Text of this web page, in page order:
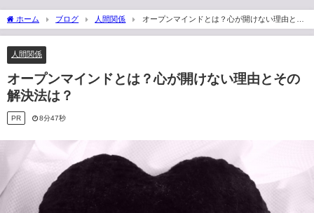
ホーム ブログ 人間関係
オープンマインドとは？心が開けない理由とそ
の解決法は？
人間関係
オープンマインドとは？心が開けない理由とその
解決法は？
PR 8分47秒